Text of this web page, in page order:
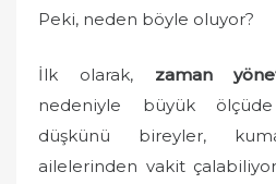
Peki, neden böyle oluyor?
İlk olarak, zaman
nedeniyle büyük
düşkünü bireyler,
ailelerinden vakit